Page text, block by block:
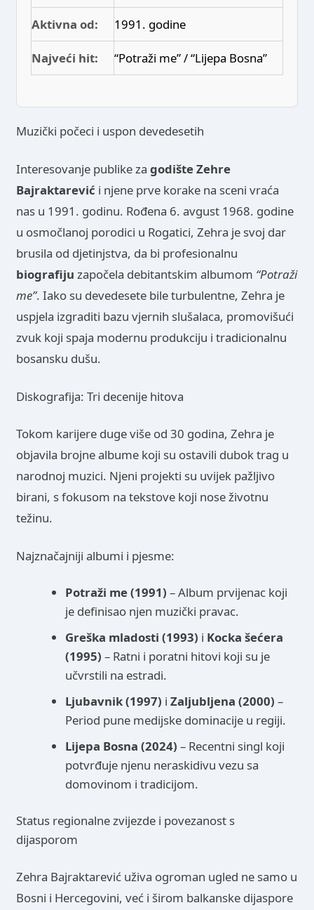
Aktivna od: 1991. godine
Najveći hit: “Potraži me” / “Lijepa Bosna”
Muzički počeci i uspon devedesetih
Interesovanje publike za godište Zehre
Bajraktarević i njene prve korake na sceni vraća
nas u 1991. godinu. Rođena 6. avgust 1968. godine
u osmočlanoj porodici u Rogatici, Zehra je svoj dar
brusila od djetinjstva, da bi profesionalnu
biografiju započela debitantskim albumom “Potraži
me”. Iako su devedesete bile turbulentne, Zehra je
uspjela izgraditi bazu vjernih slušalaca, promovišući
zvuk koji spaja modernu produkciju i tradicionalnu
bosansku dušu.
Diskografija: Tri decenije hitova
Tokom karijere duge više od 30 godina, Zehra je
objavila brojne albume koji su ostavili dubok trag u
narodnoj muzici. Njeni projekti su uvijek pažljivo
birani, s fokusom na tekstove koji nose životnu
težinu.
Najznačajniji albumi i pjesme:
Potraži me (1991) – Album prvijenac koji
je definisao njen muzički pravac.
Greška mladosti (1993) i Kocka šećera
(1995) – Ratni i poratni hitovi koji su je
učvrstili na estradi.
Ljubavnik (1997) iZaljubljena (2000) –
Period pune medijske dominacije u regiji.
Lijepa Bosna (2024) – Recentni singl koji
potvrđuje njenu neraskidivu vezu sa
domovinom i tradicijom.
Status regionalne zvijezde i povezanost s
dijasporom
Zehra Bajraktarević uživa ogroman ugled ne samo u
Bosni i Hercegovini, već i širom balkanske dijaspore